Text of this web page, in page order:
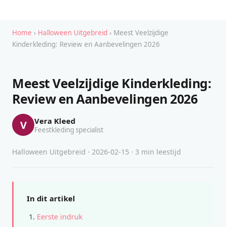
Home › Halloween Uitgebreid › Meest Veelzijdige
Kinderkleding: Review en Aanbevelingen 2026
Meest Veelzijdige Kinderkleding:
Review en Aanbevelingen 2026
V Vera Kleed
Feestkleding specialist
Halloween Uitgebreid · 2026-02-15 · 3 min leestijd
In dit artikel
Eerste indruk